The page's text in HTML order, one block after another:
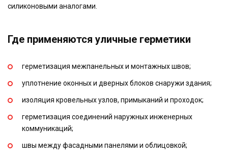
силиконовыми аналогами.
Где применяются уличные герметики
герметизация межпанельных и монтажных швов;
уплотнение оконных и дверных блоков снаружи здания;
изоляция кровельных узлов, примыканий и проходок;
герметизация соединений наружных инженерных
коммуникаций;
швы между фасадными панелями и облицовкой;